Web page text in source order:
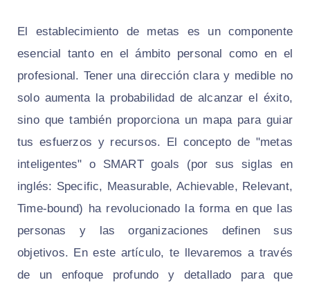
El establecimiento de metas es un componente
esencial tanto en el ámbito personal como en el
profesional. Tener una dirección clara y medible no
solo aumenta la probabilidad de alcanzar el éxito,
sino que también proporciona un mapa para guiar
tus esfuerzos y recursos. El concepto de "metas
inteligentes" o SMART goals (por sus siglas en
inglés: Specific, Measurable, Achievable, Relevant,
Time-bound) ha revolucionado la forma en que las
personas y las organizaciones definen sus
objetivos. En este artículo, te llevaremos a través
de un enfoque profundo y detallado para que